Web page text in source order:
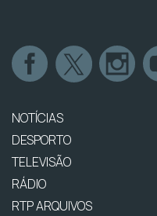
NOTÍCIAS
DESPORTO
TELEVISÃO
RÁDIO
RTP ARQUIVOS